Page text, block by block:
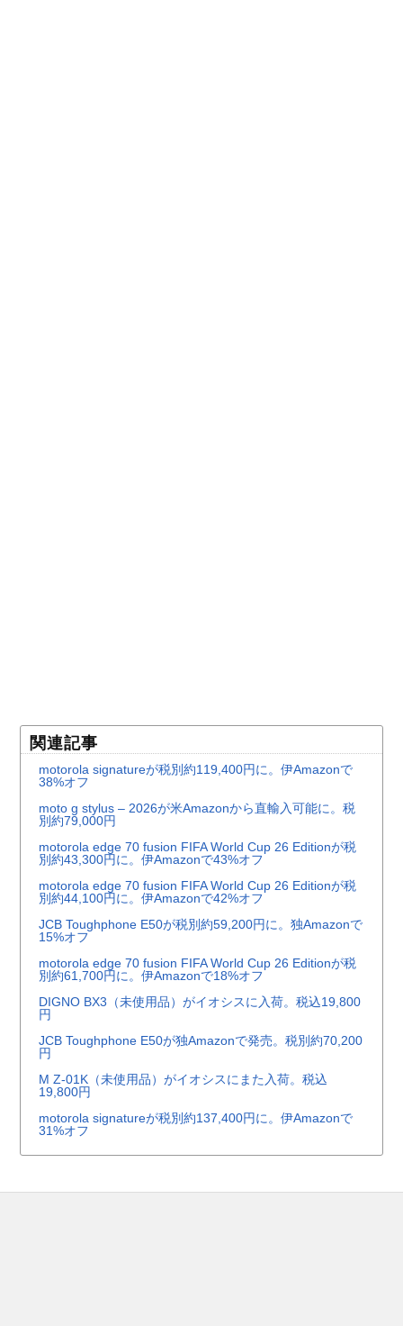
関連記事
motorola signatureが税別約119,400円に。伊Amazonで
38%オフ
moto g stylus – 2026が米Amazonから直輸入可能に。税
別約79,000円
motorola edge 70 fusion FIFA World Cup 26 Editionが税
別約43,300円に。伊Amazonで43%オフ
motorola edge 70 fusion FIFA World Cup 26 Editionが税
別約44,100円に。伊Amazonで42%オフ
JCB Toughphone E50が税別約59,200円に。独Amazonで
15%オフ
motorola edge 70 fusion FIFA World Cup 26 Editionが税
別約61,700円に。伊Amazonで18%オフ
DIGNO BX3（未使用品）がイオシスに入荷。税込19,800
円
JCB Toughphone E50が独Amazonで発売。税別約70,200
円
M Z-01K（未使用品）がイオシスにまた入荷。税込
19,800円
motorola signatureが税別約137,400円に。伊Amazonで
31%オフ